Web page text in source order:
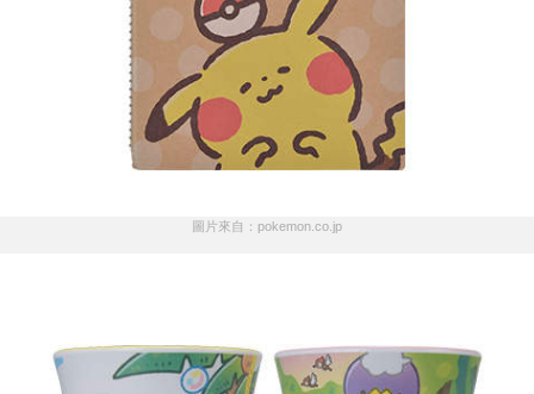
圖片來自：pokemon.co.jp